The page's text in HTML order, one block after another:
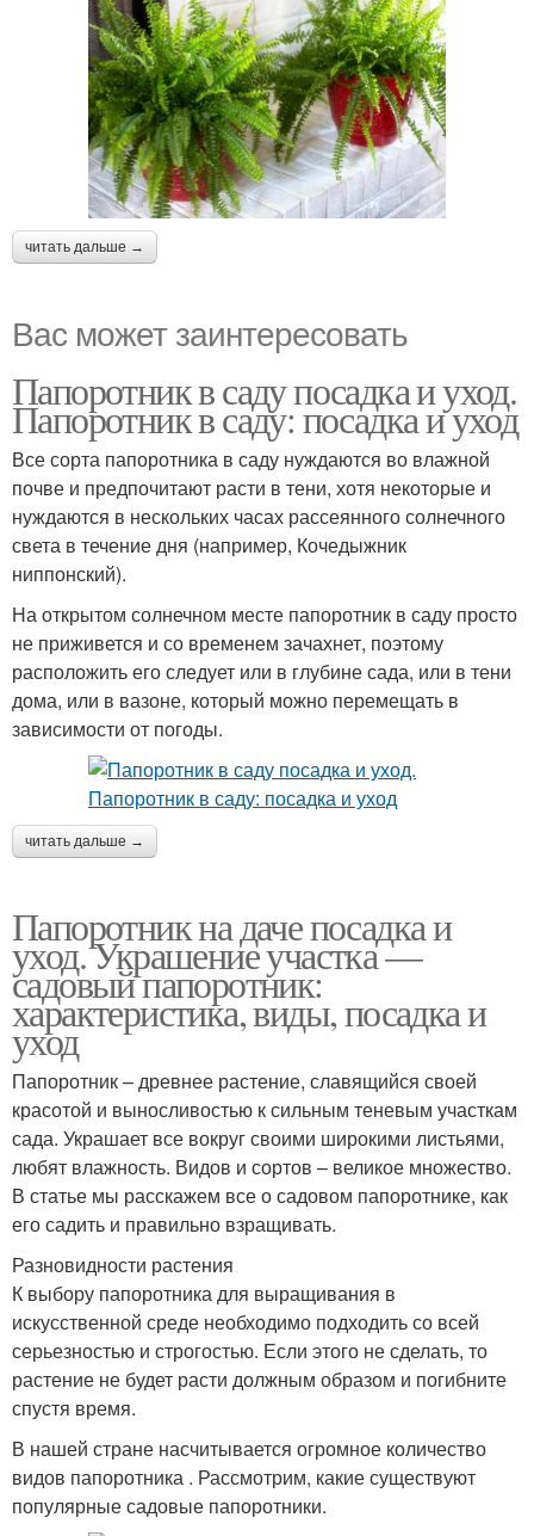
читать дальше →
Вас может заинтересовать
Папоротник в саду посадка и уход.
Папоротник в саду: посадка и уход
Все сорта папоротника в саду нуждаются во влажной
почве и предпочитают расти в тени, хотя некоторые и
нуждаются в нескольких часах рассеянного солнечного
света в течение дня (например, Кочедыжник
ниппонский).
На открытом солнечном месте папоротник в саду просто
не приживется и со временем зачахнет, поэтому
расположить его следует или в глубине сада, или в тени
дома, или в вазоне, который можно перемещать в
зависимости от погоды.
читать дальше →
Папоротник на даче посадка и
уход. Украшение участка —
садовый папоротник:
характеристика, виды, посадка и
уход
Папоротник – древнее растение, славящийся своей
красотой и выносливостью к сильным теневым участкам
сада. Украшает все вокруг своими широкими листьями,
любят влажность. Видов и сортов – великое множество.
В статье мы расскажем все о садовом папоротнике, как
его садить и правильно взращивать.
Разновидности растения
К выбору папоротника для выращивания в
искусственной среде необходимо подходить со всей
серьезностью и строгостью. Если этого не сделать, то
растение не будет расти должным образом и погибните
спустя время.
В нашей стране насчитывается огромное количество
видов папоротника . Рассмотрим, какие существуют
популярные садовые папоротники.